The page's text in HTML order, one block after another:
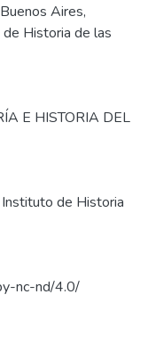
Aires,
Historia de las
E HISTORIA DEL
de Historia
nc-nd/4.0/